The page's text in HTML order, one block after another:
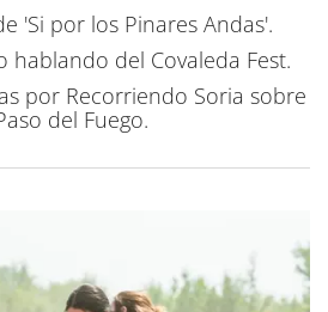
'Si por los Pinares Andas'.
hablando del Covaleda Fest.
por Recorriendo Soria sobre
del Fuego.